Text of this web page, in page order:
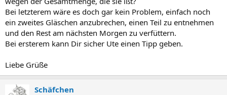
Bei letzterem wäre es doch gar kein Problem, einfach noch
ein zweites Gläschen anzubrechen, einen Teil zu entnehmen
und den Rest am nächsten Morgen zu verfüttern.
Bei ersterem kann Dir sicher Ute einen Tipp geben.
Liebe Grüße
Schäfchen